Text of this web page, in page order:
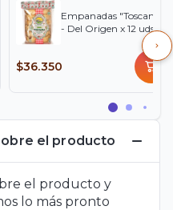
Empanadas "Toscana"
- Del Origen x 12 uds
$36.350
el producto
el producto y
lo más pronto